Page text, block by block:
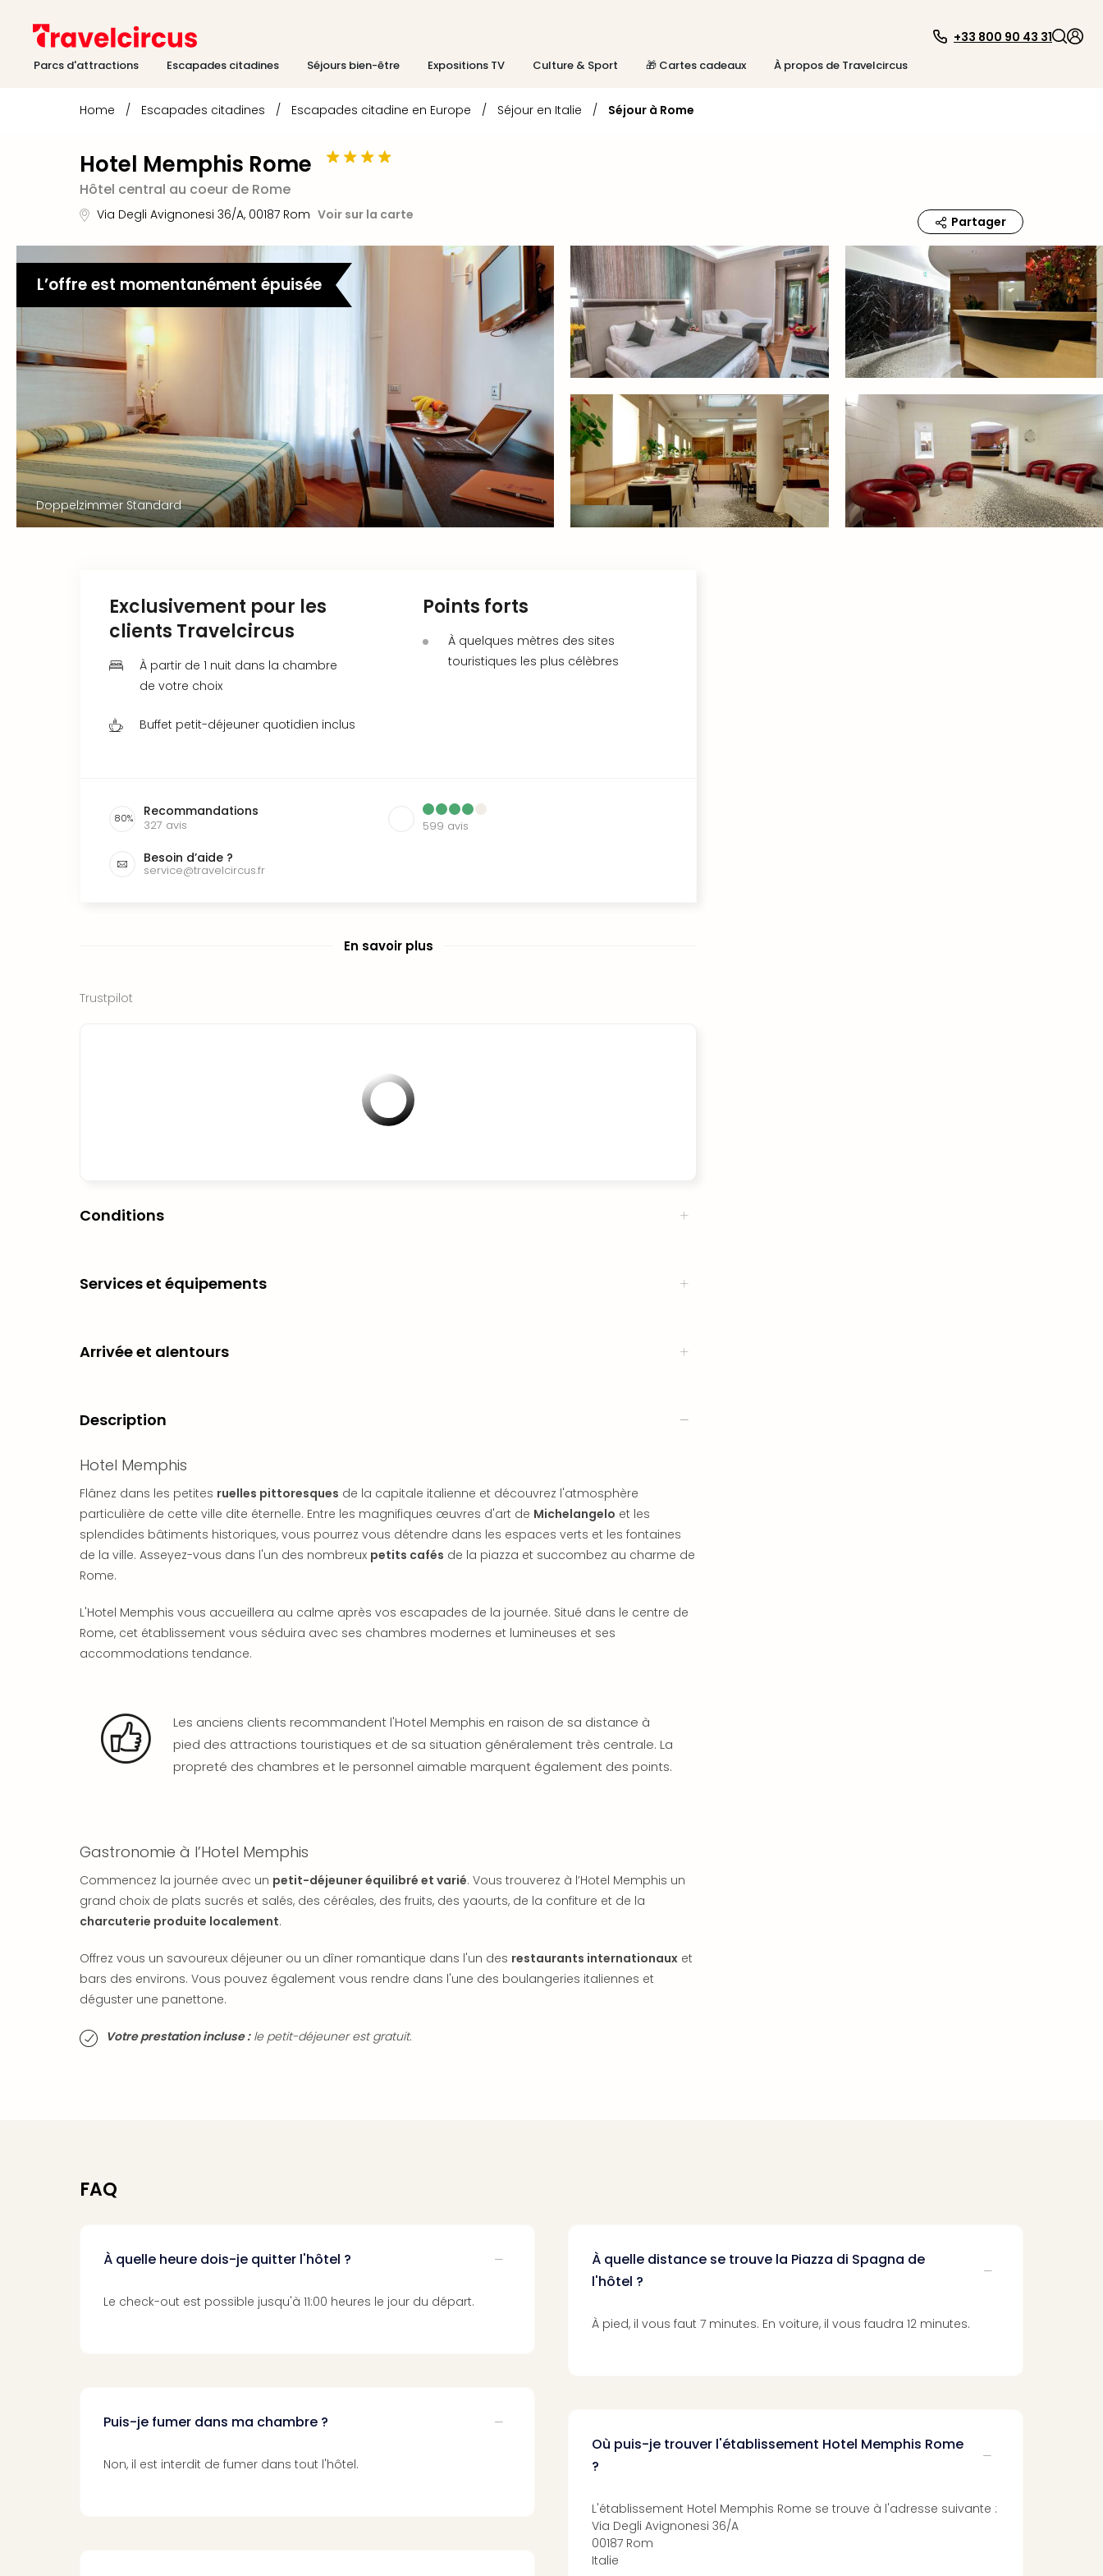
Parcs d'attractions Escapades citadines Séjours bien-être Expositions TV Culture & Sport 🎁 Cartes cadeaux À propos de Travelcircus
+33 800 90 43 31
Home / Escapades citadines / Escapades citadine en Europe / Séjour en Italie / Séjour à Rome
Hotel Memphis Rome
Hôtel central au coeur de Rome
Via Degli Avignonesi 36/A, 00187 Rom Voir sur la carte Partager
L’offre est momentanément épuisée
Doppelzimmer Standard
Exclusivement pour les
clients Travelcircus
À partir de 1 nuit dans la chambre
de votre choix
Buffet petit-déjeuner quotidien inclus
Points forts
À quelques mètres des sites
touristiques les plus célèbres
80% Recommandations
327 avis 599 avis
Besoin d’aide ?
service@travelcircus.fr
En savoir plus
Trustpilot
Conditions
Services et équipements
Arrivée et alentours
Description
Hotel Memphis
Flânez dans les petites ruelles pittoresques de la capitale italienne et découvrez l'atmosphère
particulière de cette ville dite éternelle. Entre les magnifiques œuvres d'art de Michelangelo et les
splendides bâtiments historiques, vous pourrez vous détendre dans les espaces verts et les fontaines
de la ville. Asseyez-vous dans l'un des nombreux petits cafés de la piazza et succombez au charme de
Rome.
L'Hotel Memphis vous accueillera au calme après vos escapades de la journée. Situé dans le centre de
Rome, cet établissement vous séduira avec ses chambres modernes et lumineuses et ses
accommodations tendance.
Les anciens clients recommandent l'Hotel Memphis en raison de sa distance à
pied des attractions touristiques et de sa situation généralement très centrale. La
propreté des chambres et le personnel aimable marquent également des points.
Gastronomie à l’Hotel Memphis
Commencez la journée avec un petit-déjeuner équilibré et varié. Vous trouverez à l’Hotel Memphis un
grand choix de plats sucrés et salés, des céréales, des fruits, des yaourts, de la confiture et de la
charcuterie produite localement.
Offrez vous un savoureux déjeuner ou un dîner romantique dans l'un des restaurants internationaux et
bars des environs. Vous pouvez également vous rendre dans l'une des boulangeries italiennes et
déguster une panettone.
Votre prestation incluse :le petit-déjeuner est gratuit.
FAQ
À quelle heure dois-je quitter l'hôtel ?
Le check-out est possible jusqu'à 11:00 heures le jour du départ.
Puis-je fumer dans ma chambre ?
Non, il est interdit de fumer dans tout l'hôtel.
À quelle distance se trouve la Piazza di Spagna de
l'hôtel ?
À pied, il vous faut 7 minutes. En voiture, il vous faudra 12 minutes.
Où puis-je trouver l'établissement Hotel Memphis Rome
?
L'établissement Hotel Memphis Rome se trouve à l'adresse suivante :
Via Degli Avignonesi 36/A
00187 Rom
Italie